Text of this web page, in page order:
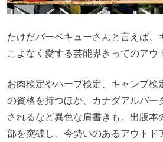
たけだバーベキューさんと言えば、
こよなく愛する芸能界きってのアウ
お肉検定やハーブ検定、キャンプ検
の資格を持つほか、カナダアルバー
されるなど異色な肩書きも。出版
部を突破し、今勢いのあるアウトド